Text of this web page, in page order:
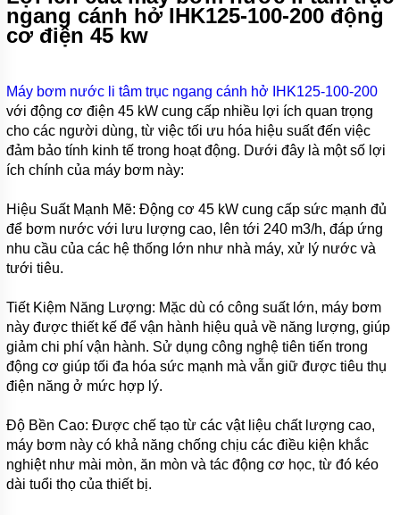
LY
TÂM
TECO
MÁY
BƠM
MÀNG
KHÍ
NÉN
BƠM
NƯỚC
TUẦN
HOÀN
TỰ
HÚT
MÁY
BƠM
TUABIN
ĐA
CÁNH
MÁY
BƠM
HỒ
ngang cánh hở IHK125-100-200 động
cơ điện 45 kw
Máy bơm nước li tâm trục ngang cánh hở IHK125-100-200
với động cơ điện 45 kW cung cấp nhiều lợi ích quan trọng
cho các người dùng, từ việc tối ưu hóa hiệu suất đến việc
đảm bảo tính kinh tế trong hoạt động. Dưới đây là một số lợi
ích chính của máy bơm này:
Hiệu Suất Mạnh Mẽ: Động cơ 45 kW cung cấp sức mạnh đủ
để bơm nước với lưu lượng cao, lên tới 240 m3/h, đáp ứng
nhu cầu của các hệ thống lớn như nhà máy, xử lý nước và
tưới tiêu.
Tiết Kiệm Năng Lượng: Mặc dù có công suất lớn, máy bơm
này được thiết kế để vận hành hiệu quả về năng lượng, giúp
giảm chi phí vận hành. Sử dụng công nghệ tiên tiến trong
động cơ giúp tối đa hóa sức mạnh mà vẫn giữ được tiêu thụ
điện năng ở mức hợp lý.
Độ Bền Cao: Được chế tạo từ các vật liệu chất lượng cao,
máy bơm này có khả năng chống chịu các điều kiện khắc
nghiệt như mài mòn, ăn mòn và tác động cơ học, từ đó kéo
dài tuổi thọ của thiết bị.